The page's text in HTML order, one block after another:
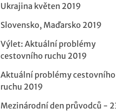
Ukrajina květen 2019
Slovensko, Maďarsko 2019
Výlet: Aktuální problémy
cestovního ruchu 2019
Aktuální problémy cestovního
ruchu 2019
Mezinárodní den průvodců -